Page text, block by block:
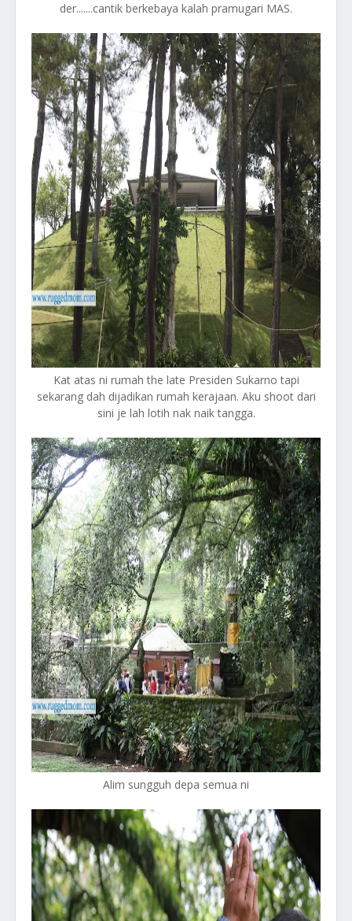
der.......cantik berkebaya kalah pramugari MAS.
Kat atas ni rumah the late Presiden Sukarno tapi
sekarang dah dijadikan rumah kerajaan. Aku shoot dari
sini je lah lotih nak naik tangga.
Alim sungguh depa semua ni